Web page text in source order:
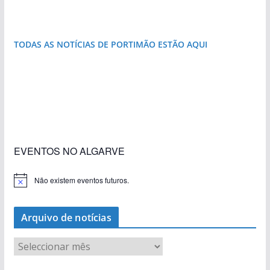
TODAS AS NOTÍCIAS DE PORTIMÃO ESTÃO AQUI
EVENTOS NO ALGARVE
Não existem eventos futuros.
Arquivo de notícias
r